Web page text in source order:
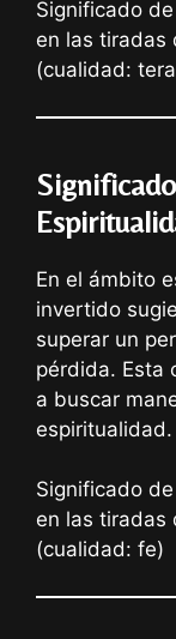
Significado
en las tiradas
(cualidad:
En el ámbito
invertido
superar un
pérdida. Esta
a buscar
espiritualidad.
Significado
en las tiradas
(cualidad: fe)